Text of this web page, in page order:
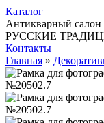
Каталог
Антикварный салон
РУССКИЕ
Контакты
Главная »